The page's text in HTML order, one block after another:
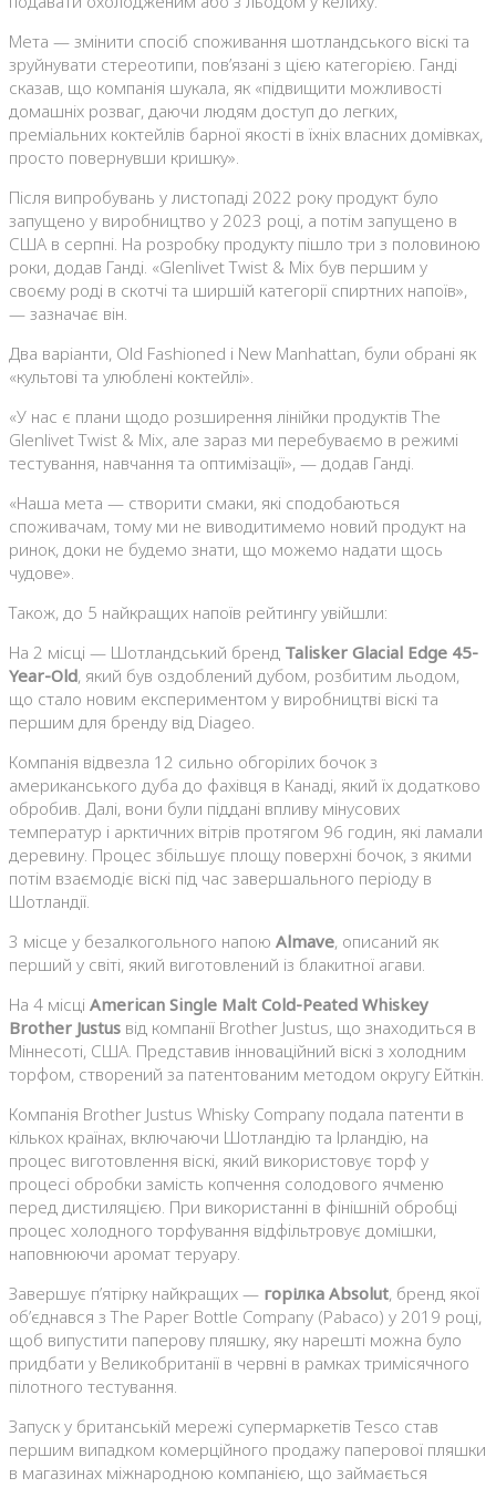
Мета — змінити спосіб споживання шотландського віскі та
зруйнувати стереотипи, пов’язані з цією категорією. Ганді
сказав, що компанія шукала, як «підвищити можливості
домашніх розваг, даючи людям доступ до легких,
преміальних коктейлів барної якості в їхніх власних домівках,
просто повернувши кришку».
Після випробувань у листопаді 2022 року продукт було
запущено у виробництво у 2023 році, а потім запущено в
США в серпні. На розробку продукту пішло три з половиною
роки, додав Ганді. «Glenlivet Twist & Mix був першим у
своєму роді в скотчі та ширшій категорії спиртних напоїв»,
— зазначає він.
Два варіанти, Old Fashioned і New Manhattan, були обрані як
«культові та улюблені коктейлі».
«У нас є плани щодо розширення лінійки продуктів The
Glenlivet Twist & Mix, але зараз ми перебуваємо в режимі
тестування, навчання та оптимізації», — додав Ганді.
«Наша мета — створити смаки, які сподобаються
споживачам, тому ми не виводитимемо новий продукт на
ринок, доки не будемо знати, що можемо надати щось
чудове».
Також, до 5 найкращих напоїв рейтингу увійшли:
На 2 місці — Шотландський бренд Talisker Glacial Edge 45-
Year-Old, який був оздоблений дубом, розбитим льодом,
що стало новим експериментом у виробництві віскі та
першим для бренду від Diageo.
Компанія відвезла 12 сильно обгорілих бочок з
американського дуба до фахівця в Канаді, який їх додатково
обробив. Далі, вони були піддані впливу мінусових
температур і арктичних вітрів протягом 96 годин, які ламали
деревину. Процес збільшує площу поверхні бочок, з якими
потім взаємодіє віскі під час завершального періоду в
Шотландії.
3 місце у безалкогольного напою Almave, описаний як
перший у світі, який виготовлений із блакитної агави.
На 4 місці American Single Malt Cold-Peated Whiskey
Brother Justus від компанії Brother Justus, що знаходиться в
Міннесоті, США. Представив інноваційний віскі з холодним
торфом, створений за патентованим методом округу Ейткін.
Компанія Brother Justus Whisky Company подала патенти в
кількох країнах, включаючи Шотландію та Ірландію, на
процес виготовлення віскі, який використовує торф у
процесі обробки замість копчення солодового ячменю
перед дистиляцією. При використанні в фінішній обробці
процес холодного торфування відфільтровує домішки,
наповнюючи аромат теруару.
Завершує п’ятірку найкращих — горілка Absolut, бренд якої
об’єднався з The Paper Bottle Company (Pabaco) у 2019 році,
щоб випустити паперову пляшку, яку нарешті можна було
придбати у Великобританії в червні в рамках тримісячного
пілотного тестування.
Запуск у британській мережі супермаркетів Tesco став
першим випадком комерційного продажу паперової пляшки
в магазинах міжнародною компанією, що займається